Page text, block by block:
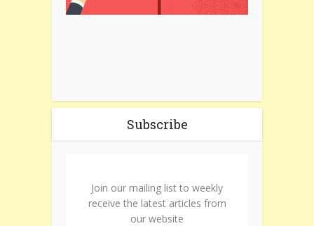
Subscribe
Join our mailing list to weekly
receive the latest articles from
our website